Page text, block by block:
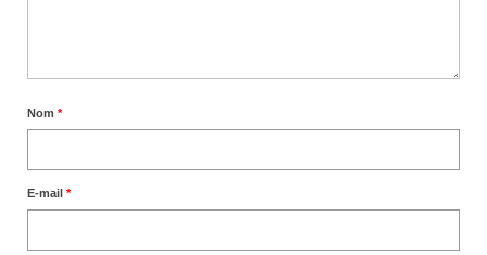
Nom *
E-mail *